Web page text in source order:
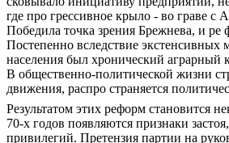
где про грессивное крыло - во граве
Победила точка зрения Брежнева, и
Постепенно вследствие экстенсивных
населения был хронический аграрный
В общественно-политической жизни
движения, распро страняется
Результатом этих реформ становится
70-х годов появляются признаки
привилегий. Претензия партии на